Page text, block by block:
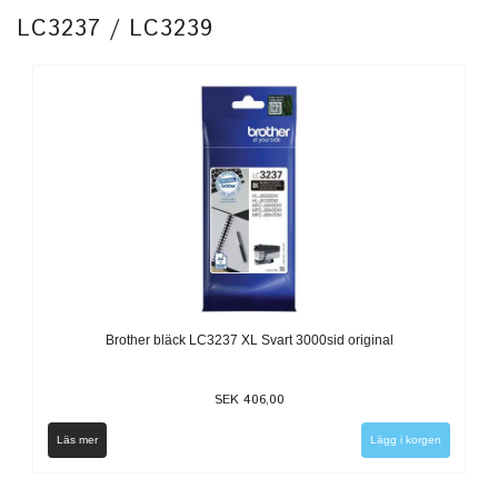
LC3237 / LC3239
Brother bläck LC3237 XL Svart 3000sid original
SEK 406,00
Läs mer